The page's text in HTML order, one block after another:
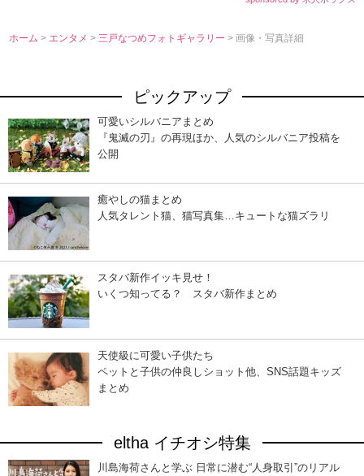
ホーム > エンタメ>三戸なつめフォトギャラリー> 画像・写真詳細
ピックアップ
可愛いシルバニアまとめ
『鬼滅の刃』の再現ほか、人気のシルバニア投稿を
公開
癒やしの猫まとめ
人気タレント猫、猫写真集…キュートな猫ズラリ
スタバ新作イッキ見せ！
いくつ知ってる？ スタバ新作まとめ
天使級に可愛い子供たち
ペットと子供の仲良しショット他、SNS話題キッズ
まとめ
eltha イチオシ特集
川島海荷さんと学ぶ 日常に潜む“人身取引”のリアル